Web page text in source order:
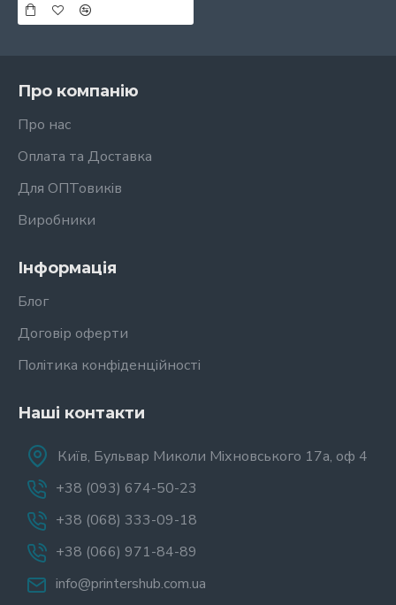
Про компанію
Про нас
Оплата та Доставка
Для ОПТовиків
Виробники
Інформація
Блог
Договір оферти
Політика конфіденційності
Наші контакти
Київ, Бульвар Миколи Міхновського 17а, оф 4
+38 (093) 674-50-23
+38 (068) 333-09-18
+38 (066) 971-84-89
info@printershub.com.ua